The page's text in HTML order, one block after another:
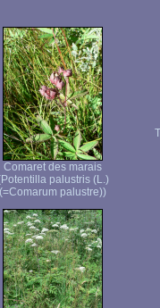
Comaret des marais
palustris (L.)
(=Comarum palustre))